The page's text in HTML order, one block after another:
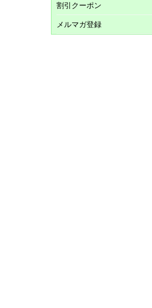
割引クーポン
メルマガ登録